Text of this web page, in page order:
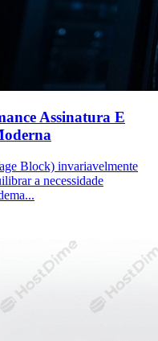
Assinatura E
Block) invariavelmente
a necessidade